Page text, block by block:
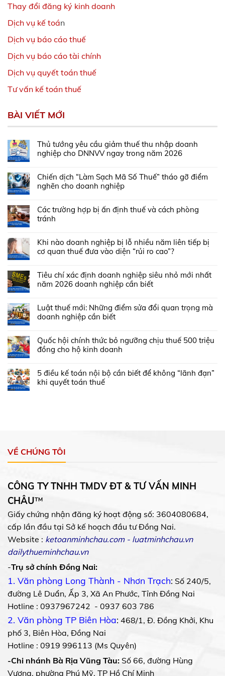
Thay đổi đăng ký kinh doanh
Dịch vụ kế toán
Dịch vụ báo cáo thuế
Dịch vụ báo cáo tài chính
Dịch vụ quyết toán thuế
Tư vấn kế toán thuế
BÀI VIẾT MỚI
Thủ tướng yêu cầu giảm thuế thu nhập doanh
nghiệp cho DNNVV ngay trong năm 2026
Chiến dịch “Làm Sạch Mã Số Thuế” tháo gỡ điểm
nghẽn cho doanh nghiệp
Các trường hợp bị ấn định thuế và cách phòng
tránh
Khi nào doanh nghiệp bị lỗ nhiều năm liên tiếp bị
cơ quan thuế đưa vào diện “rủi ro cao”?
Tiêu chí xác định doanh nghiệp siêu nhỏ mới nhất
năm 2026 doanh nghiệp cần biết
Luật thuế mới: Những điểm sửa đổi quan trọng mà
doanh nghiệp cần biết
Quốc hội chính thức bỏ ngưỡng chịu thuế 500 triệu
đồng cho hộ kinh doanh
5 điều kế toán nội bộ cần biết để không “lãnh đạn”
khi quyết toán thuế
VỀ CHÚNG TÔI
CÔNG TY TNHH TMDV ĐT & TƯ VẤN MINH
CHÂU™
Giấy chứng nhận đăng ký hoạt động số: 3604080684,
cấp lần đầu tại Sở kế hoạch đầu tư Đồng Nai.
Website : ketoanminhchau.com- luatminhchau.vn
dailythueminhchau.vn
-Trụ sở chính Đồng Nai:
1. Văn phòng Long Thành - Nhơn Trạch: Số 240/5,
đường Lê Duẩn, Ấp 3, Xã An Phước, Tỉnh Đồng Nai
Hotline : 0937967242 - 0937 603 786
2. Văn phòng TP Biên Hòa: 468/1, Đ. Đồng Khởi, Khu
phố 3, Biên Hòa, Đồng Nai
Hotline : 0919 996113 (Ms Quyên)
-Chi nhánh Bà Rịa Vũng Tàu: Số 66, đường Hùng
Vương, phường Phú Mỹ, TP Hồ Chí Minh